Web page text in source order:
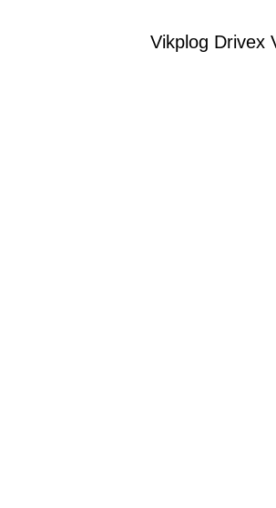
Vikplog Drivex